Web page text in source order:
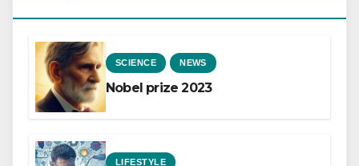
SCIENCE NEWS
Nobel prize 2023
LIFESTYLE